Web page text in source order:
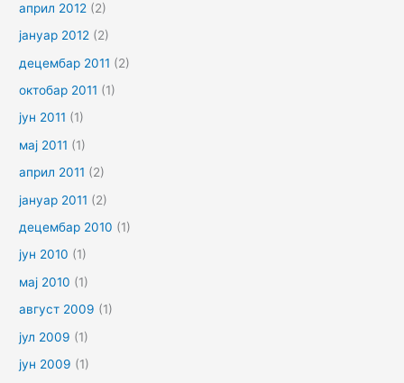
април 2012 (2)
јануар 2012 (2)
децембар 2011 (2)
октобар 2011 (1)
јун 2011 (1)
мај 2011 (1)
април 2011 (2)
јануар 2011 (2)
децембар 2010 (1)
јун 2010 (1)
мај 2010 (1)
август 2009 (1)
јул 2009 (1)
јун 2009 (1)